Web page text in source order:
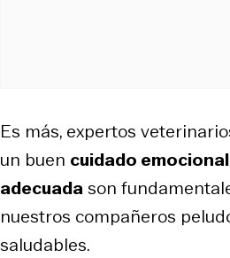
Es más, expertos
un buen cuidado emocional
adecuadason
nuestros compañeros
saludables.